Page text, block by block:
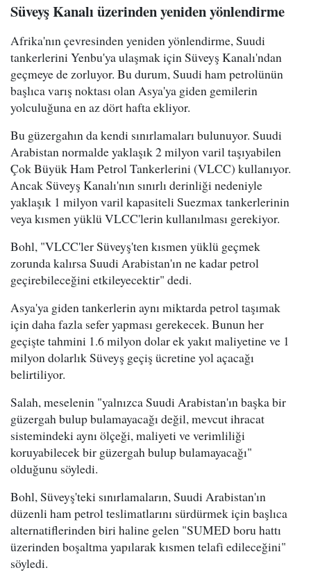
Süveyş Kanalı üzerinden yeniden yönlendirme
Afrika'nın çevresinden yeniden yönlendirme, Suudi
tankerlerini Yenbu'ya ulaşmak için Süveyş Kanalı'ndan
geçmeye de zorluyor. Bu durum, Suudi ham petrolünün
başlıca varış noktası olan Asya'ya giden gemilerin
yolculuğuna en az dört hafta ekliyor.
Bu güzergahın da kendi sınırlamaları bulunuyor. Suudi
Arabistan normalde yaklaşık 2 milyon varil taşıyabilen
Çok Büyük Ham Petrol Tankerlerini (VLCC) kullanıyor.
Ancak Süveyş Kanalı'nın sınırlı derinliği nedeniyle
yaklaşık 1 milyon varil kapasiteli Suezmax tankerlerinin
veya kısmen yüklü VLCC'lerin kullanılması gerekiyor.
Bohl, "VLCC'ler Süveyş'ten kısmen yüklü geçmek
zorunda kalırsa Suudi Arabistan'ın ne kadar petrol
geçirebileceğini etkileyecektir" dedi.
Asya'ya giden tankerlerin aynı miktarda petrol taşımak
için daha fazla sefer yapması gerekecek. Bunun her
geçişte tahmini 1.6 milyon dolar ek yakıt maliyetine ve 1
milyon dolarlık Süveyş geçiş ücretine yol açacağı
belirtiliyor.
Salah, meselenin "yalnızca Suudi Arabistan'ın başka bir
güzergah bulup bulamayacağı değil, mevcut ihracat
sistemindeki aynı ölçeği, maliyeti ve verimliliği
koruyabilecek bir güzergah bulup bulamayacağı"
olduğunu söyledi.
Bohl, Süveyş'teki sınırlamaların, Suudi Arabistan'ın
düzenli ham petrol teslimatlarını sürdürmek için başlıca
alternatiflerinden biri haline gelen "SUMED boru hattı
üzerinden boşaltma yapılarak kısmen telafi edileceğini"
söyledi.